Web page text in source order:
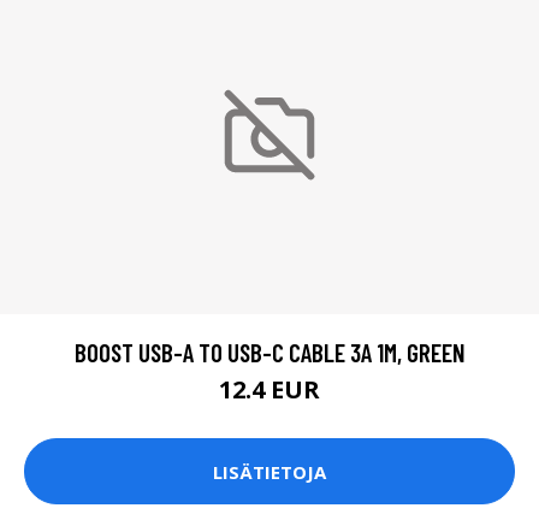
BOOST USB-A TO USB-C CABLE 3A 1M, GREEN
12.4 EUR
LISÄTIETOJA